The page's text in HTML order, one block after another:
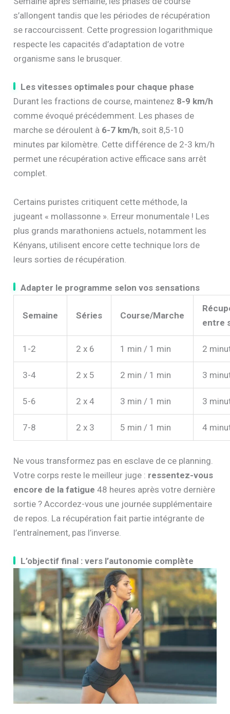
s’allongent tandis que les périodes de récupération
se raccourcissent. Cette progression logarithmique
respecte les capacités d’adaptation de votre
organisme sans le brusquer.
Les vitesses optimales pour chaque phase
Durant les fractions de course, maintenez 8-9 km/h
comme évoqué précédemment. Les phases de
marche se déroulent à 6-7 km/h, soit 8,5-10
minutes par kilomètre. Cette différence de 2-3 km/h
permet une récupération active efficace sans arrêt
complet.
Certains puristes critiquent cette méthode, la
jugeant « mollassonne ». Erreur monumentale ! Les
plus grands marathoniens actuels, notamment les
Kényans, utilisent encore cette technique lors de
leurs sorties de récupération.
Adapter le programme selon vos sensations
Semaine Séries Course/Marche
entre
1-2 2 x 6 1 min / 1 min 2
3-4 2 x 5 2 min / 1 min 3
5-6 2 x 4 3 min / 1 min 3
7-8 2 x 3 5 min / 1 min 4
Ne vous transformez pas en esclave de ce planning.
Votre corps reste le meilleur juge : ressentez-vous
encore de la fatigue 48 heures après votre dernière
sortie ? Accordez-vous une journée supplémentaire
de repos. La récupération fait partie intégrante de
l’entraînement, pas l’inverse.
L’objectif final : vers l’autonomie complète